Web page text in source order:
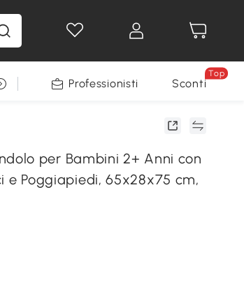
animali Professionisti Sconti
Top
per Bambini 2+ Anni con
e Poggiapiedi, 65x28x75 cm,